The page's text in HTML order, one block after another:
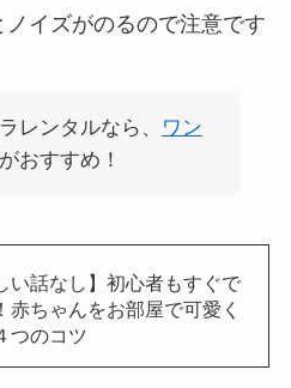
イズがのるので注意です
レンタルなら、
ワン
おすすめ！
い話なし】初心者もすぐで
赤ちゃんをお部屋で可愛く
つのコツ